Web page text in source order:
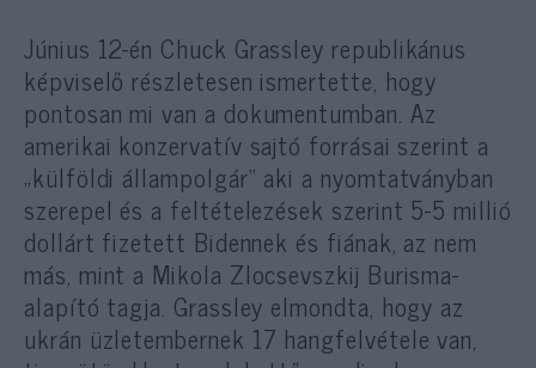
Június 12-én Chuck Grassley republikánus
képviselő részletesen ismertette, hogy
pontosan mi van a dokumentumban. Az
amerikai konzervatív sajtó forrásai szerint a
„külföldi állampolgár” aki a nyomtatványban
szerepel és a feltételezések szerint 5-5 millió
dollárt fizetett Bidennek és fiának, az nem
más, mint a Mikola Zlocsevszkij Burisma-
alapító tagja. Grassley elmondta, hogy az
ukrán üzletembernek 17 hangfelvétele van,